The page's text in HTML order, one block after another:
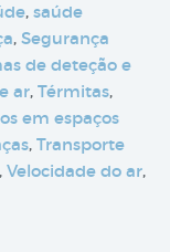
, saúde
, Segurança
de deteção e
ar, Térmitas,
em espaços
, Transporte
, Velocidade do ar,